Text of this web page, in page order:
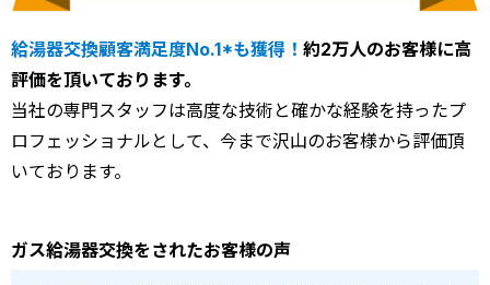
給湯器交換顧客満足度No.1*も獲得！ 約2万人のお客様に高
評価を頂いております。
当社の専門スタッフは高度な技術と確かな経験を持ったプ
ロフェッショナルとして、今まで沢山のお客様から評価頂
いております。
ガス給湯器交換をされたお客様の声